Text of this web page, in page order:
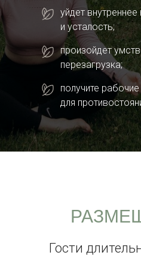
уйдет
и усталость;
произойдет
перезагрузка;
получите
для
Гости